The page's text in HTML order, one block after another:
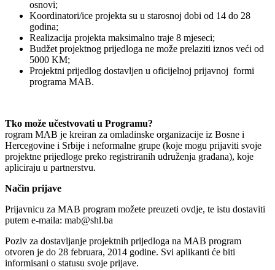
osnovi;
Koordinatori/ice projekta su u starosnoj dobi od 14 do 28
godina;
Realizacija projekta maksimalno traje 8 mjeseci;
Budžet projektnog prijedloga ne može prelaziti iznos veći od
5000 KM;
Projektni prijedlog dostavljen u oficijelnoj prijavnoj formi
programa MAB.
Tko može učestvovati u Programu?
rogram MAB je kreiran za omladinske organizacije iz Bosne i
Hercegovine i Srbije i neformalne grupe (koje mogu prijaviti svoje
projektne prijedloge preko registriranih udruženja građana), koje
apliciraju u partnerstvu.
Način prijave
Prijavnicu za MAB program možete preuzeti ovdje, te istu dostaviti
putem e-maila: mab@shl.ba
Poziv za dostavljanje projektnih prijedloga na MAB program
otvoren je do 28 februara, 2014 godine. Svi aplikanti će biti
informisani o statusu svoje prijave.